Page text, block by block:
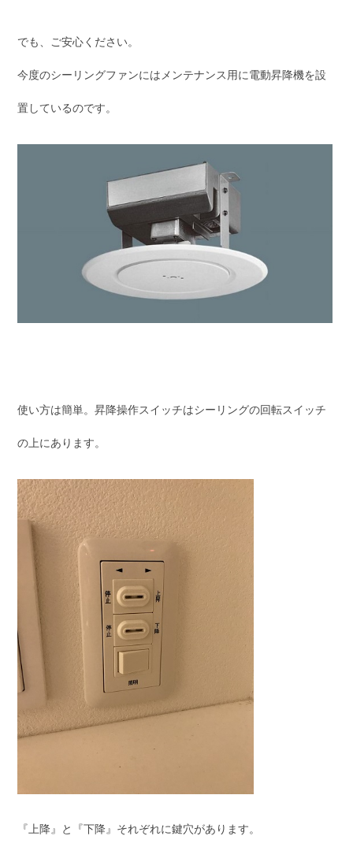
でも、ご安心ください。
今度のシーリングファンにはメンテナンス用に電動昇降機を設
置しているのです。
使い方は簡単。昇降操作スイッチはシーリングの回転スイッチ
の上にあります。
『上降』と『下降』それぞれに鍵穴があります。